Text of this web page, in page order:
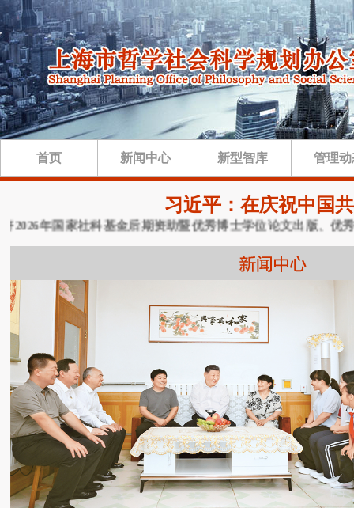
首页 新闻中心 新型智库 管理
习近平：在庆祝中国
年国家社科基金后期资助暨优秀博士学位论文出版、优秀学